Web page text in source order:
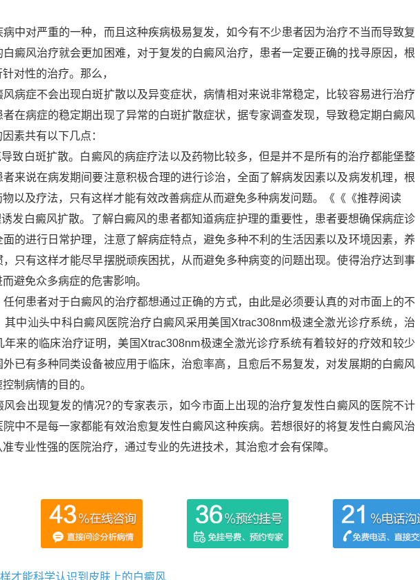
病中对严重的一种，而且这种疾病极易复发，如今有不少患者因为治疗不当而导致复
癜风治疗就会更加困难，对于复发的白癜风治疗，患者一定要正确的找寻原因，根
对性的治疗。那么，
病症不会出现白斑扩散以及异变症状，病情相对来说非常稳定，比较容易进行治疗
在病症的稳定期出现了异常的白斑扩散症状，据专家调查发现，导致稳定期白癜风
素共有以下几点：
致白斑扩散。白癜风的病症疗法以及药物比较多，但是并不是所有的治疗都能堡整
来说在病发期间要注意积极合理的进行诊治，全面了解病发因素以及病发机理，根
以及疗法，只有这样才能有效改善病症从而避免多种病发问题。《《《推荐阅读
发白癜风扩散。了解白癜风的患者都知道病症护理的重要性，患者要想确保病症诊
的进行日常护理，注意了解病症特点，避免多种不利的生活因素以及环境因素，养
只有这样才能尽早摆脱顽疾困扰，从而避免多种病变的问题出现。使得治疗达到事
避免众多病症的危害影响。
何患者对于白癜风的治疗都想通过正确的方式，由此是必须要认真的对市面上的不
其中汕头中科白癜风医院治疗白癜风采用美国Xtrac308nm极速全激光诊疗系统，治
年来的临床治疗证明，美国Xtrac308nm极速全激光诊疗系统有着较好的疗效和较少
已有多种同类设备被应用于临床，治愈率高，且愈后不易复发，对发展期的白癜风
制病情的目的。
风会出现复发的情况?的专家表示，如今市面上出现的治疗复发性白癜风的医院不计
中不是每一家都能有效治愈复发性白癜风这种疾病。若想很好的将复发性白癜风治
专业性强的医院治疗，通过专业的先进技术，其治愈才会有保障。
才能科学认识到皮肤上的白癜风